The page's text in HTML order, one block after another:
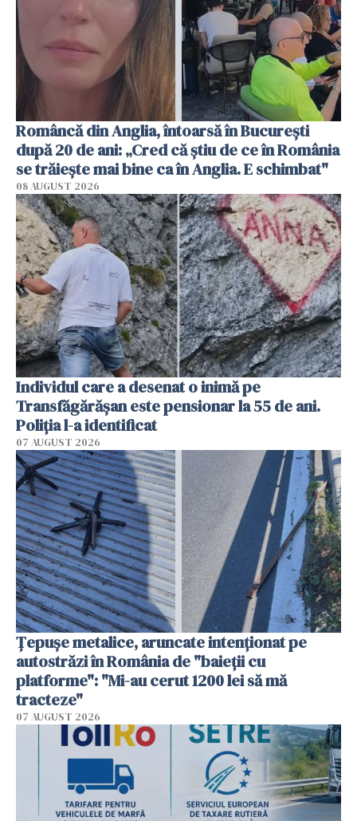
Româncă din Anglia, întoarsă în București
după 20 de ani: „Cred că știu de ce în România
se trăiește mai bine ca în Anglia. E schimbat"
08 AUGUST 2026
Individul care a desenat o inimă pe
Transfăgărășan este pensionar la 55 de ani.
Poliția l-a identificat
07 AUGUST 2026
Țepușe metalice, aruncate intenționat pe
autostrăzi în România de "baieții cu
platforme": "Mi-au cerut 1200 lei să mă
tracteze"
07 AUGUST 2026